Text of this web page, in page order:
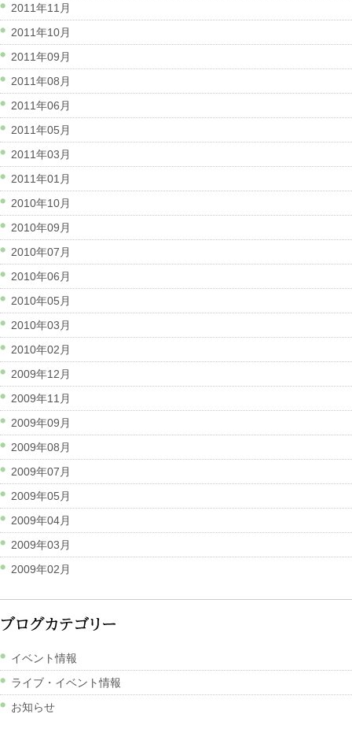
2011年11月
2011年10月
2011年09月
2011年08月
2011年06月
2011年05月
2011年03月
2011年01月
2010年10月
2010年09月
2010年07月
2010年06月
2010年05月
2010年03月
2010年02月
2009年12月
2009年11月
2009年09月
2009年08月
2009年07月
2009年05月
2009年04月
2009年03月
2009年02月
イベント情報
ライブ・イベント情報
お知らせ